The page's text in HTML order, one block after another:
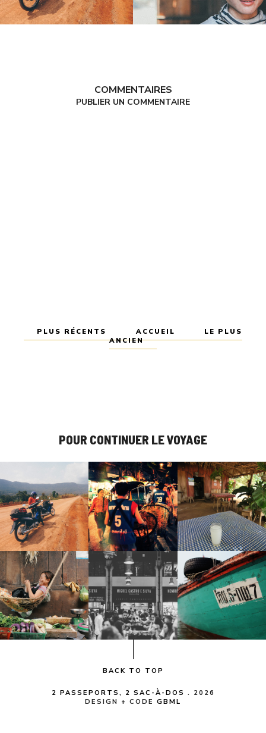
COMMENTAIRES
PUBLIER UN COMMENTAIRE
PLUS RÉCENTS ACCUEIL
LE PLUS
ANCIEN
POUR CONTINUER LE VOYAGE
BACK TO TOP
2 PASSEPORTS, 2 SAC-À-DOS . 2026
DESIGN + CODE GBML